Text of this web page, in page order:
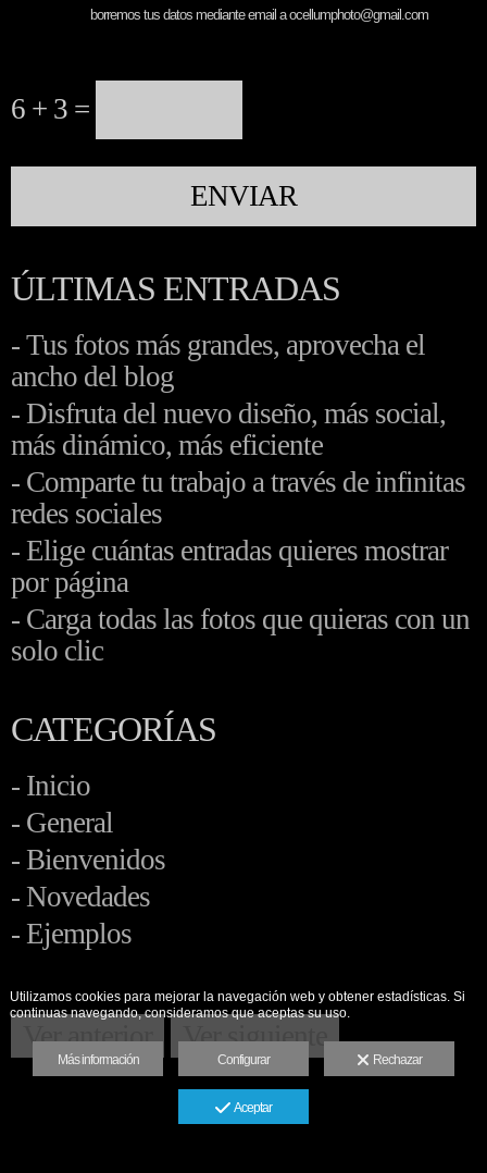
borremos tus datos mediante email a ocellumphoto@gmail.com
6 + 3 =
ÚLTIMAS ENTRADAS
- Tus fotos más grandes, aprovecha el
ancho del blog
- Disfruta del nuevo diseño, más social,
más dinámico, más eficiente
- Comparte tu trabajo a través de infinitas
redes sociales
- Elige cuántas entradas quieres mostrar
por página
- Carga todas las fotos que quieras con un
solo clic
CATEGORÍAS
- Inicio
- General
- Bienvenidos
- Novedades
- Ejemplos
Ver anterior Ver siguiente
Utilizamos cookies para mejorar la navegación web y obtener estadísticas. Si
continuas navegando, consideramos que aceptas su uso.
Más información Configurar Rechazar
Aceptar